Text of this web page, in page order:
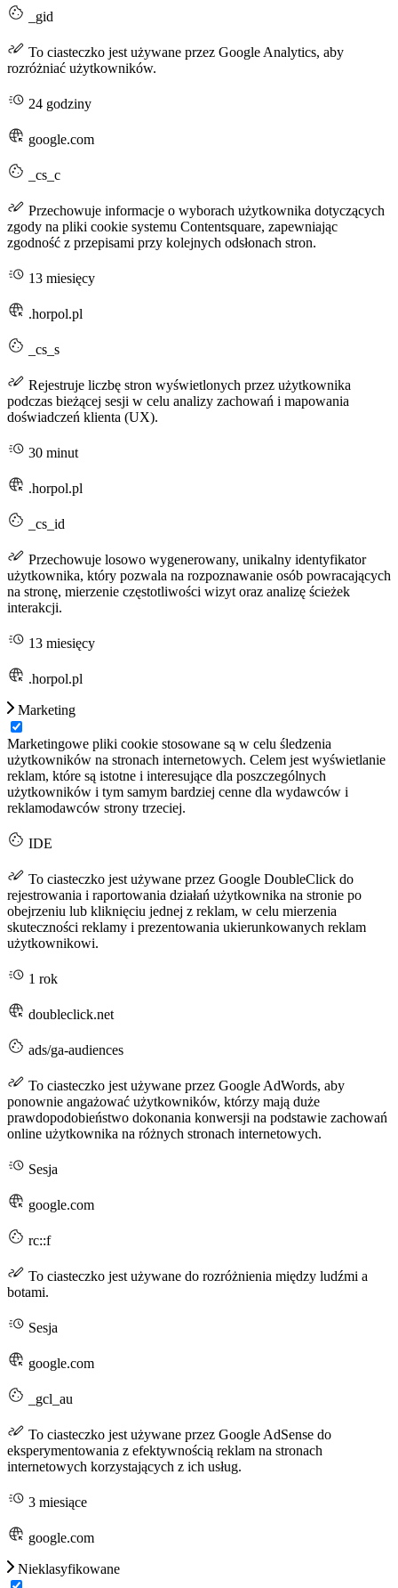
_gid
To ciasteczko jest używane przez Google Analytics, aby
rozróżniać użytkowników.
24 godziny
google.com
_cs_c
Przechowuje informacje o wyborach użytkownika dotyczących
zgody na pliki cookie systemu Contentsquare, zapewniając
zgodność z przepisami przy kolejnych odsłonach stron.
13 miesięcy
.horpol.pl
_cs_s
Rejestruje liczbę stron wyświetlonych przez użytkownika
podczas bieżącej sesji w celu analizy zachowań i mapowania
doświadczeń klienta (UX).
30 minut
.horpol.pl
_cs_id
Przechowuje losowo wygenerowany, unikalny identyfikator
użytkownika, który pozwala na rozpoznawanie osób powracających
na stronę, mierzenie częstotliwości wizyt oraz analizę ścieżek
interakcji.
13 miesięcy
.horpol.pl
Marketing
Marketingowe pliki cookie stosowane są w celu śledzenia
użytkowników na stronach internetowych. Celem jest wyświetlanie
reklam, które są istotne i interesujące dla poszczególnych
użytkowników i tym samym bardziej cenne dla wydawców i
reklamodawców strony trzeciej.
IDE
To ciasteczko jest używane przez Google DoubleClick do
rejestrowania i raportowania działań użytkownika na stronie po
obejrzeniu lub kliknięciu jednej z reklam, w celu mierzenia
skuteczności reklamy i prezentowania ukierunkowanych reklam
użytkownikowi.
1 rok
doubleclick.net
ads/ga-audiences
To ciasteczko jest używane przez Google AdWords, aby
ponownie angażować użytkowników, którzy mają duże
prawdopodobieństwo dokonania konwersji na podstawie zachowań
online użytkownika na różnych stronach internetowych.
Sesja
google.com
rc::f
To ciasteczko jest używane do rozróżnienia między ludźmi a
botami.
Sesja
google.com
_gcl_au
To ciasteczko jest używane przez Google AdSense do
eksperymentowania z efektywnością reklam na stronach
internetowych korzystających z ich usług.
3 miesiące
google.com
Nieklasyfikowane